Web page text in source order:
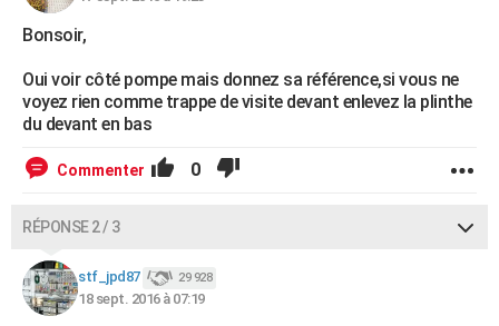
S'inscrire
Se connecter
Lycées
Collèges
Primaires
Universités
Entreprises
Service militaire
Avis de recherche
AVIS DE DÉCÈS
FORUM
Bricolage
Lifestyle
Culture
Sport
Auto
Television
Voyage
Cinema
Bonsoir,
Oui voir côté pompe mais donnez sa référence,si vous ne
voyez rien comme trappe de visite devant enlevez la plinthe
du devant en bas
Commenter 0
RÉPONSE 2 / 3
stf_jpd87 29 928
18 sept. 2016 à 07:19